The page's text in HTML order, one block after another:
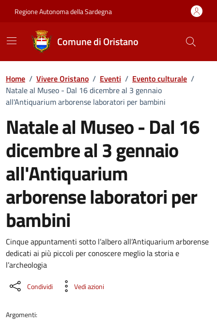
Regione Autonoma della Sardegna
Comune di Oristano
Home / Vivere Oristano / Eventi / Evento culturale /
Natale al Museo - Dal 16 dicembre al 3 gennaio
all'Antiquarium arborense laboratori per bambini
Natale al Museo - Dal 16
dicembre al 3 gennaio
all'Antiquarium
arborense laboratori per
bambini
Dettaglio dell'evento
Cinque appuntamenti sotto l’albero all’Antiquarium arborense
dedicati ai più piccoli per conoscere meglio la storia e
l’archeologia
Condividi Vedi azioni
Argomenti: